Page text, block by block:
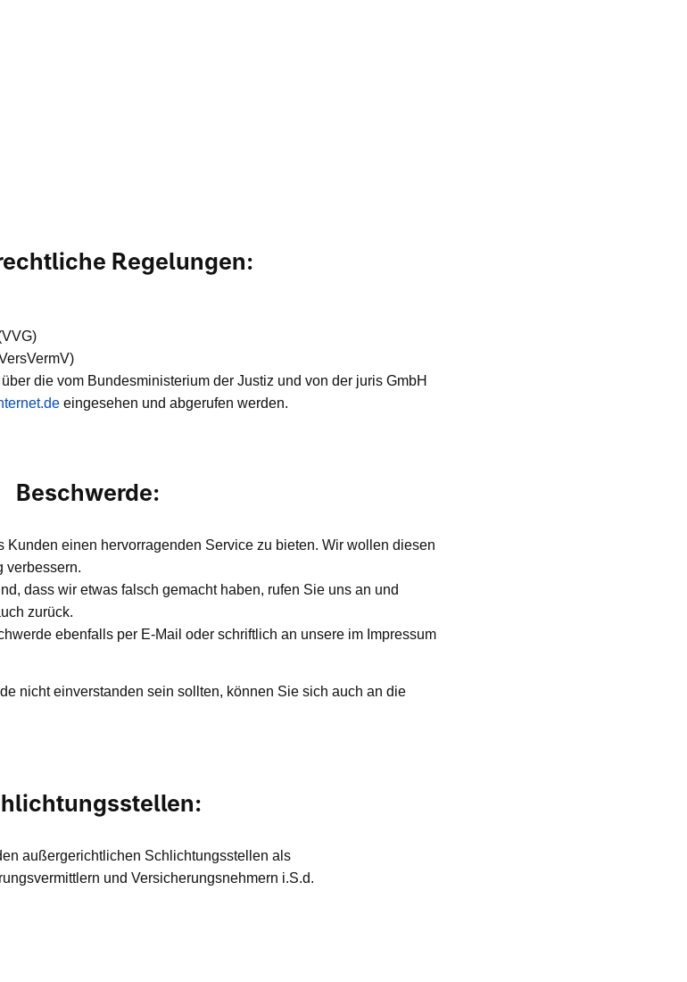
Regelungen:
die vom Bundesministerium der Justiz und von der juris GmbH
eingesehen und abgerufen werden.
Beschwerde:
Kunden einen hervorragenden Service zu bieten. Wir wollen diesen
dass wir etwas falsch gemacht haben, rufen Sie uns an und
zurück.
ebenfalls per E-Mail oder schriftlich an unsere im Impressum
nicht einverstanden sein sollten, können Sie sich auch an die
außergerichtlichen Schlichtungsstellen als
und Versicherungsnehmern i.S.d.